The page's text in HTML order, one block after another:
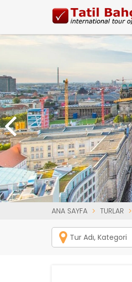
ANA SAYFA TURLAR